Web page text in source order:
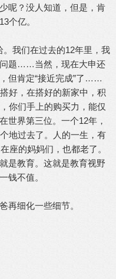
呢？没人知道，但是，肯
个亿。
。我们在过去的12年里，我
题……当然，现在大申还
但肯定“接近完成”了 ……
好，在搭好的新家中，积
你们手上的购买力，能仅
世界第三位。一个12年，
地过去了。人的一生，有
座的妈妈们，也都老了。
是教育。这就是教育视野
钱不值。
再细化一些细节。